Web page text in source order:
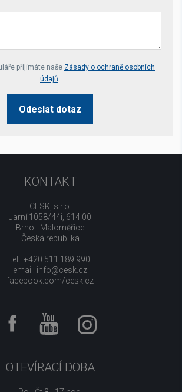
přijímáte naše Zásady o ochraně osobních
údajů.
Odeslat dotaz
KONTAKT
CESK, s.r.o.
Jarní 1058/44i, 614 00
Brno - Maloměřice
Česká republika
tel.: +420 511 189 990
email: info@cesk.cz
facebook.com/cesk.cz
OTEVÍRACÍ DOBA